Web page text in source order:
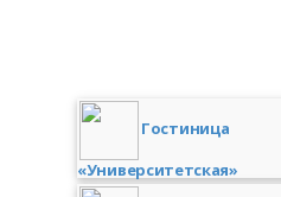
Гостиница
«Университетская»